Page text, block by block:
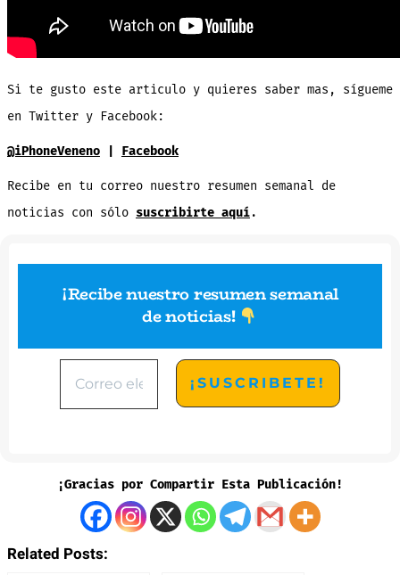
Si te gusto este articulo y quieres saber mas, sígueme
en Twitter y Facebook:
@iPhoneVeneno| Facebook
Recibe en tu correo nuestro resumen semanal de
noticias con sólo suscribirte aquí.
¡Recibe nuestro resumen semanal
de noticias!
¡Gracias por Compartir Esta Publicación!
Related Posts: